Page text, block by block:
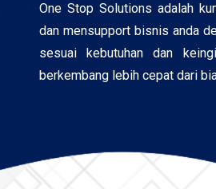
One Stop Solutions adalah
dan mensupport bisnis anda
sesuai kebutuhan dan
berkembang lebih cepat dari